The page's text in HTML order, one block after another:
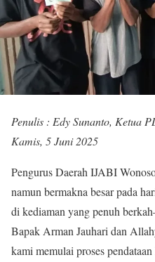
Penulis : Edy Sunanto, Ketua
Kamis, 5 Juni 2025
Pengurus Daerah IJABI
namun bermakna besar pada
di kediaman yang penuh
Bapak Arman Jauhari dan
kami memulai proses